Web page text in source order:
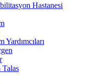
Hastanesi
Talas